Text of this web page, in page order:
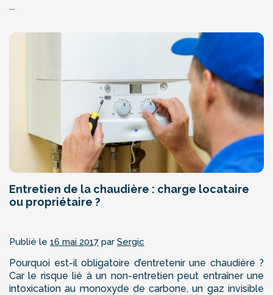
...
Entretien de la chaudière : charge locataire
ou propriétaire ?
Publié le 16 mai 2017 par Sergic
Pourquoi est-il obligatoire d’entretenir une chaudière ?
Car le risque lié à un non-entretien peut entraîner une
intoxication au monoxyde de carbone, un gaz invisible